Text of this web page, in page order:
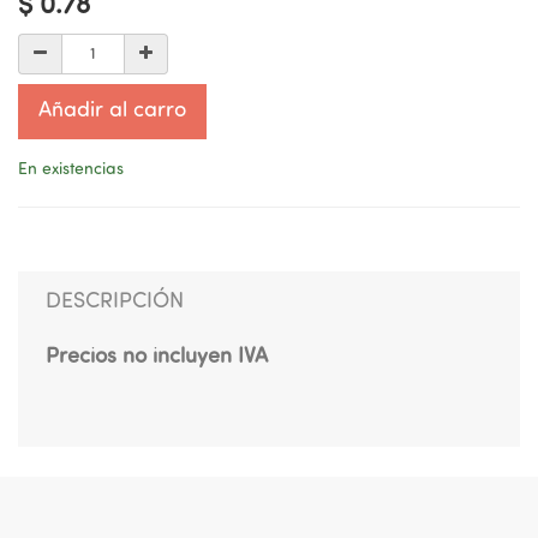
$ 0.78
Añadir al carro
En existencias
DESCRIPCIÓN
Precios no incluyen IVA